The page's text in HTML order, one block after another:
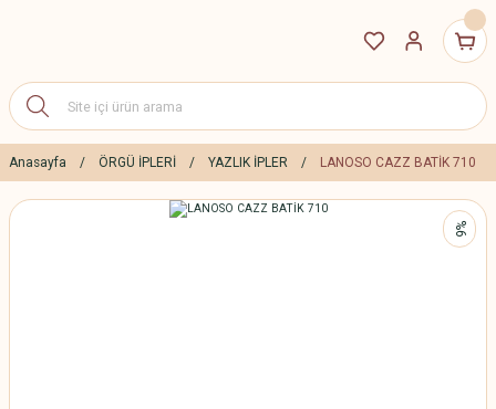
Anasayfa ÖRGÜ İPLERİ YAZLIK İPLER LANOSO CAZZ BATİK 710
%6